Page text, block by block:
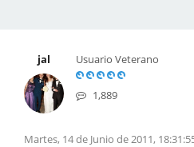
jal Usuario Veterano
1,889
Martes, 14 de Junio de 2011,